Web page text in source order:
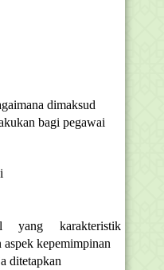
dimaksud
bagi pegawai
yang karakteristik
kepemimpinan
ditetapkan